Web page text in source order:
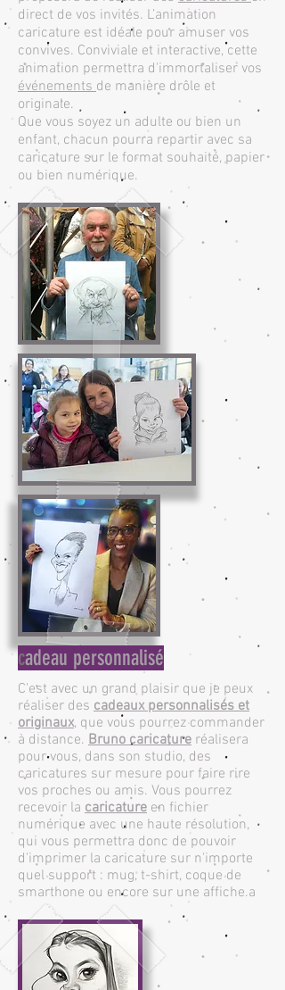
direct de vos invités. L’animation
caricature est idéale pour amuser vos
convives. Conviviale et interactive, cette
animation permettra d'immortaliser vos
événementsde manière drôle et
originale.
Que vous soyez un adulte ou bien un
enfant, chacun pourra repartir avec sa
caricature sur le format souhaité, papier
ou bien numérique.
cadeau personnalisé
C'est avec un grand plaisir que je peux
réaliser des cadeaux personnalisés et
originaux, que vous pourrez commander
à distance. Bruno caricature réalisera
pour vous, dans son studio, des
caricatures sur mesure pour faire rire
vos proches ou amis. Vous pourrez
recevoir la caricature en fichier
numérique avec une haute résolution,
qui vous permettra donc de pouvoir
d'imprimer la caricature sur n'importe
quel support : mug, t-shirt, coque de
smarthone ou encore sur une affiche.a